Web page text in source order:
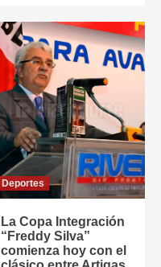
Deportes
La Copa Integración
“Freddy Silva”
comienza hoy con el